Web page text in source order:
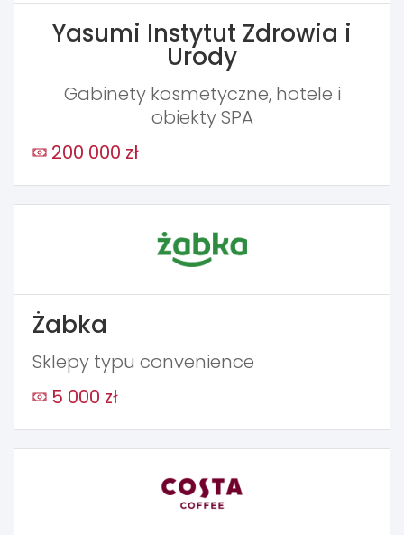
Yasumi Instytut Zdrowia i
Urody
Gabinety kosmetyczne, hotele i
obiekty SPA
200 000 zł
Żabka
Sklepy typu convenience
5 000 zł